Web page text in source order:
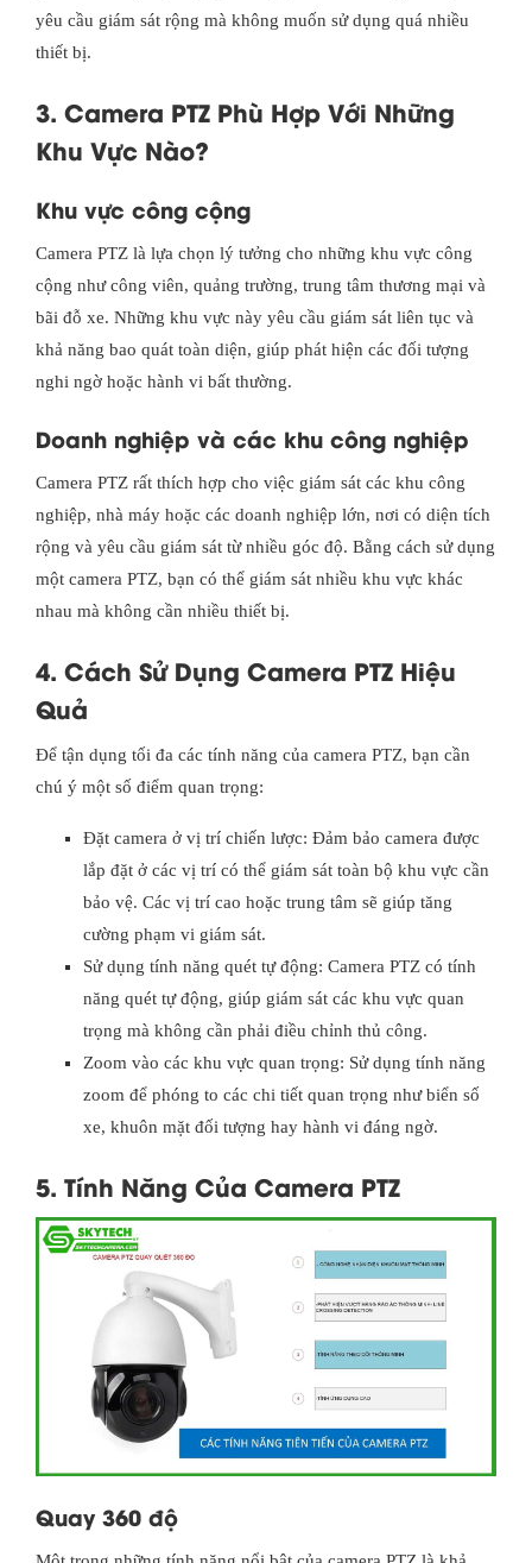
yêu cầu giám sát rộng mà không muốn sử dụng quá nhiều
thiết bị.
3. Camera PTZ Phù Hợp Với Những
Khu Vực Nào?
Khu vực công cộng
Camera PTZ là lựa chọn lý tưởng cho những khu vực công
cộng như công viên, quảng trường, trung tâm thương mại và
bãi đỗ xe. Những khu vực này yêu cầu giám sát liên tục và
khả năng bao quát toàn diện, giúp phát hiện các đối tượng
nghi ngờ hoặc hành vi bất thường.
Doanh nghiệp và các khu công nghiệp
Camera PTZ rất thích hợp cho việc giám sát các khu công
nghiệp, nhà máy hoặc các doanh nghiệp lớn, nơi có diện tích
rộng và yêu cầu giám sát từ nhiều góc độ. Bằng cách sử dụng
một camera PTZ, bạn có thể giám sát nhiều khu vực khác
nhau mà không cần nhiều thiết bị.
4. Cách Sử Dụng Camera PTZ Hiệu
Quả
Để tận dụng tối đa các tính năng của camera PTZ, bạn cần
chú ý một số điểm quan trọng:
Đặt camera ở vị trí chiến lược: Đảm bảo camera được
lắp đặt ở các vị trí có thể giám sát toàn bộ khu vực cần
bảo vệ. Các vị trí cao hoặc trung tâm sẽ giúp tăng
cường phạm vi giám sát.
Sử dụng tính năng quét tự động: Camera PTZ có tính
năng quét tự động, giúp giám sát các khu vực quan
trọng mà không cần phải điều chỉnh thủ công.
Zoom vào các khu vực quan trọng: Sử dụng tính năng
zoom để phóng to các chi tiết quan trọng như biển số
xe, khuôn mặt đối tượng hay hành vi đáng ngờ.
5. Tính Năng Của Camera PTZ
Quay 360 độ